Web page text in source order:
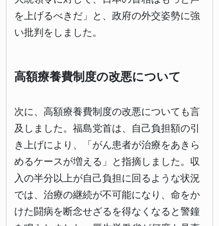
を上げるべきだ」と、政府の外交姿勢に強
い批判をしました。
高額療養費制度の改悪について
次に、高額療養費制度の改悪についても言
及しました。福島党首は、自己負担額の引
き上げにより、「がん患者が治療をあきら
めるケースが増える」と指摘しました。収
入の半分以上が自己負担に回るような状況
では、治療の継続が不可能になり、命をか
けた闘病を断念せざるを得なくなると警鐘